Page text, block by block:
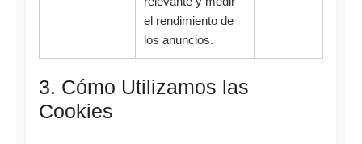
el rendimiento de
los anuncios.
3. Cómo Utilizamos las
Cookies